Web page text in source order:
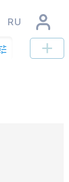
RU